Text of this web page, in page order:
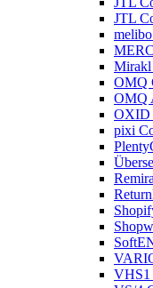
JTL
Mirakl
OMQ
OMQ
OXID
pixi
VHS1